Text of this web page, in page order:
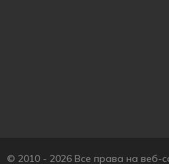
© 2010 - 2026 Все права на веб-